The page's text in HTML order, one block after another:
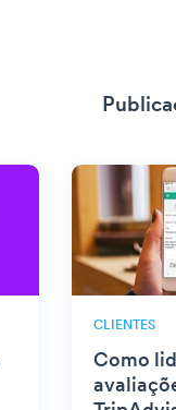
CLIENTES
Como